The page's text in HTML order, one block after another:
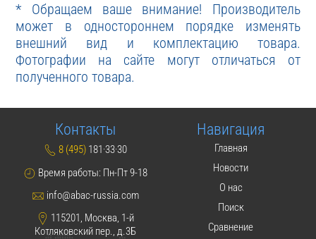
* Обращаем ваше внимание! Производитель
может в одностороннем порядке изменять
внешний вид и комплектацию товара.
Фотографии на сайте могут отличаться от
полученного товара.
Контакты
8 (495) 181·33·30
Время работы: Пн-Пт 9-18
info@abac-russia.com
115201, Москва, 1-й
Котляковский пер., д.3Б
Навигация
Главная
Новости
О нас
Поиск
Сравнение